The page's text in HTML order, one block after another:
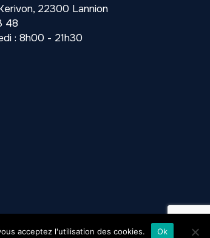
22300 Lannion
48
: 8h00 - 21h30
acceptez l'utilisation des cookies. Ok